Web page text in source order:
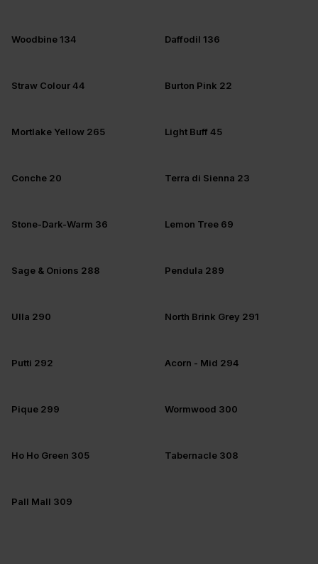
Woodbine 134 Daffodil 136
Straw Colour 44 Burton Pink 22
Mortlake Yellow 265 Light Buff 45
Conche 20 Terra di Sienna 23
Stone-Dark-Warm 36 Lemon Tree 69
Sage & Onions 288 Pendula 289
Ulla 290 North Brink Grey 291
Putti 292 Acorn - Mid 294
Pique 299 Wormwood 300
Ho Ho Green 305 Tabernacle 308
Pall Mall 309